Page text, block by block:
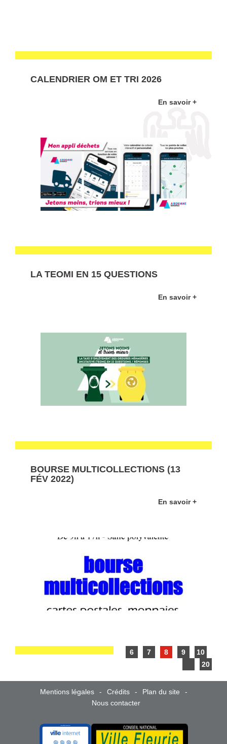
CALENDRIER OM ET TRI 2026
En savoir +
LA TEOMI EN 15 QUESTIONS
En savoir +
BOURSE MULTICOLLECTIONS (13
FÉV 2022)
En savoir +
6 7 8 9
10
20
Mentions légales Crédits
Plan du site
Nous contacter